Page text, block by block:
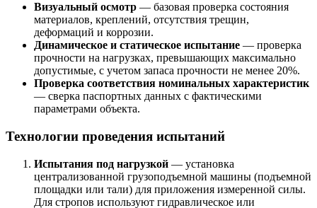
Визуальный осмотр — базовая проверка состояния
материалов, креплений, отсутствия трещин,
деформаций и коррозии.
Динамическое и статическое испытание — проверка
прочности на нагрузках, превышающих максимально
допустимые, с учетом запаса прочности не менее 20%.
Проверка соответствия номинальных характеристик
— сверка паспортных данных с фактическими
параметрами объекта.
Технологии проведения испытаний
Испытания под нагрузкой — установка
централизованной грузоподъемной машины (подъемной
площадки или тали) для приложения измеренной силы.
Для стропов используют гидравлическое или